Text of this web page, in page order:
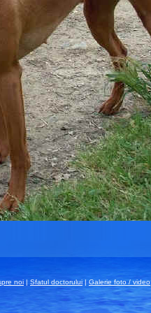
noi | Sfatul doctorului| Galerie foto / video